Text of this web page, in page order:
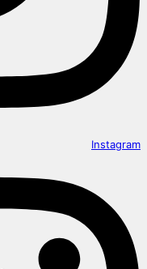
Instagram